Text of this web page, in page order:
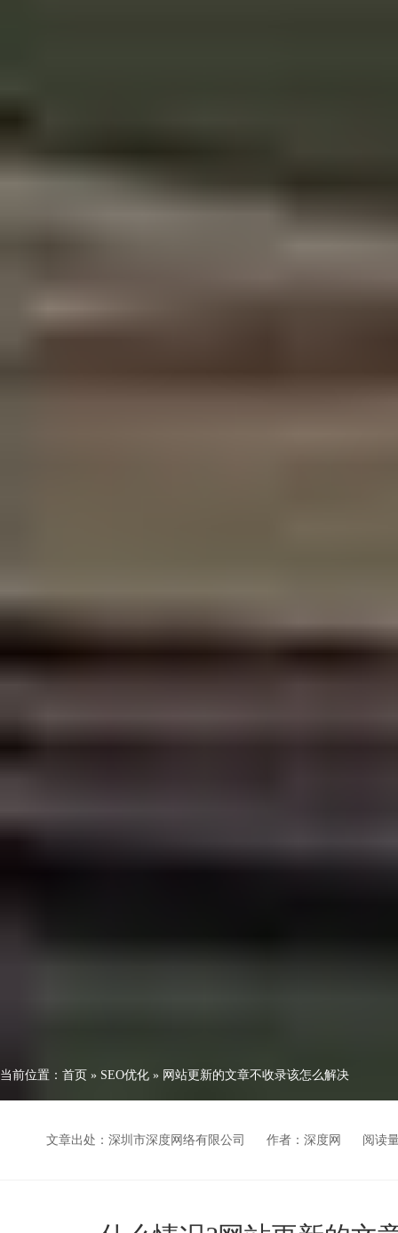
当前位置： 首页 » SEO优化 » 网站更新的文章不收录该怎么解决
文章出处：深圳市深度网络有限公司 作者：深度网 阅读